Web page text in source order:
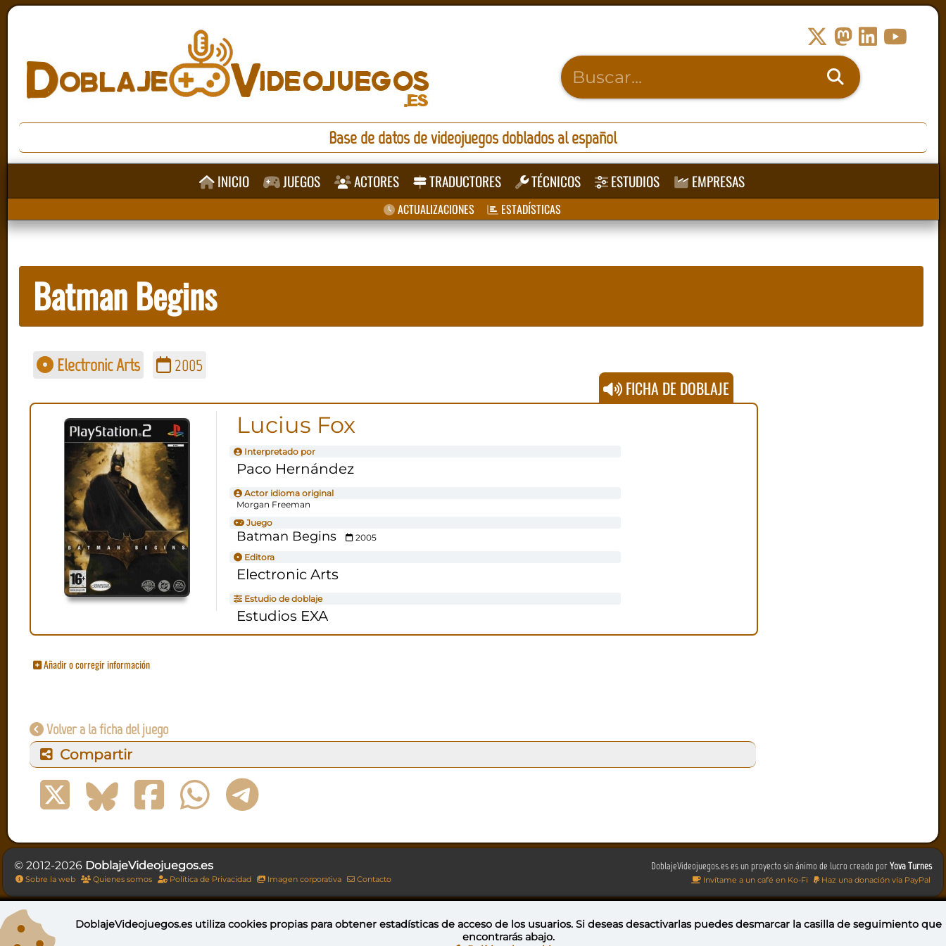
Base de datos de videojuegos doblados al español
INICIO JUEGOS ACTORES TRADUCTORES TÉCNICOS ESTUDIOS EMPRESAS
ACTUALIZACIONES ESTADÍSTICAS
Batman Begins
Electronic Arts 2005
FICHA DE DOBLAJE
Lucius Fox
Interpretado por
Paco Hernández
Actor idioma original
Morgan Freeman
Juego
Batman Begins
2005
Editora
Electronic Arts
Estudio de doblaje
Estudios EXA
Añadir o corregir información
Volver a la ficha del juego
Compartir
DoblajeVideojuegos.es es un proyecto sin ánimo de lucro creado porYova Turnes
Invítame a un café en Ko-Fi Haz una donación vía PayPal
© 2012-2026 DoblajeVideojuegos.es
Sobre la web Quienes somos Política de Privacidad Imagen corporativa Contacto
Esta obra está bajo una licencia de Creative Commons Reconocimiento-NoComercial-CompartirIgual 4.0 Internacional
DoblajeVideojuegos.es utilizacookies propiaspara obtener estadísticas de acceso de los usuarios. Si deseas desactivarlas puedesdesmarcar la casilla de seguimiento que
encontrarás abajo.